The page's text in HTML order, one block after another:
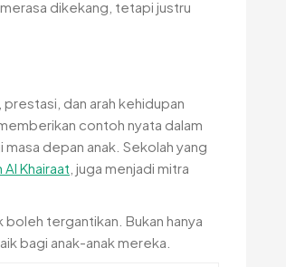
dikekang, tetapi justru
dan arah kehidupan
contoh nyata dalam
depan anak. Sekolah yang
Khairaat , juga menjadi mitra
tergantikan. Bukan hanya
bagi anak-anak mereka.